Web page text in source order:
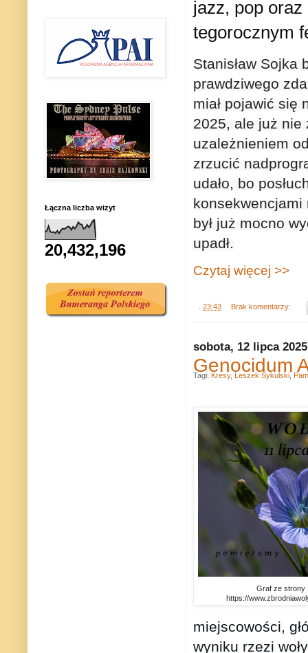
jazz, pop
tegorocznym
Stanisław Sojka
prawdziwego
miał pojawić się
2025, ale już nie
uzależnieniem
zrzucić
udało, bo
konsekwencjami
był już mocno
upadł.
Czytaj więcej >>
23:43 Brak komentarzy:
sobota, 12 lipca 2025
Genocidum
Graf ze strony
https://
miejscowości,
wyniku rzezi
Tagi: Kresy, Leszek Sykulski
Łączna liczba wizyt
20,432,196